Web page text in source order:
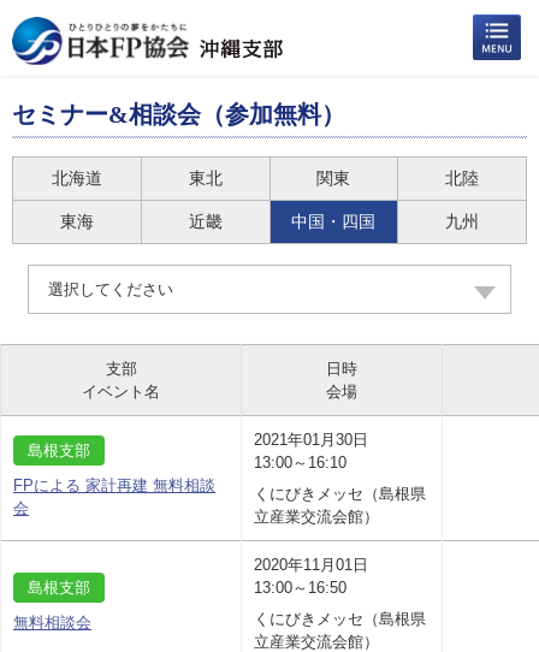
セミナー&相談会（参加無料）
北海道 東北 関東 北陸
東海 近畿 中国・四国 九州
選択してください
支部
イベント名
日時
会場
島根支部
FPによる 家計再建 無料相談
会
2021年01月30日
13:00～16:10
くにびきメッセ（島根県
立産業交流会館）
島根支部
無料相談会
2020年11月01日
13:00～16:50
くにびきメッセ（島根県
立産業交流会館）